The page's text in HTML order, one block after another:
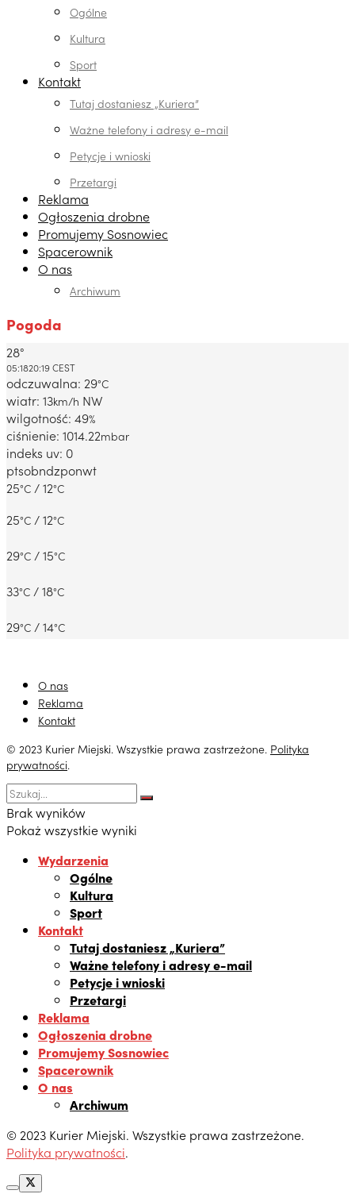
Ogólne
Kultura
Sport
Kontakt
Tutaj dostaniesz „Kuriera”
Ważne telefony i adresy e-mail
Petycje i wnioski
Przetargi
Reklama
Ogłoszenia drobne
Promujemy Sosnowiec
Spacerownik
O nas
Archiwum
Pogoda
Dabrowa Gornicza, PL
28°
05:1820:19 CEST
odczuwalna: 29°C
wiatr: 13km/h NW
wilgotność: 49%
ciśnienie: 1014.22mbar
indeks uv: 0
ptsobndzponwt
25°C / 12°C
25°C / 12°C
29°C / 15°C
33°C / 18°C
29°C / 14°C
O nas
Reklama
Kontakt
© 2023 Kurier Miejski. Wszystkie prawa zastrzeżone. Polityka
prywatności.
Brak wyników
Pokaż wszystkie wyniki
Wydarzenia
Ogólne
Kultura
Sport
Kontakt
Tutaj dostaniesz „Kuriera”
Ważne telefony i adresy e-mail
Petycje i wnioski
Przetargi
Reklama
Ogłoszenia drobne
Promujemy Sosnowiec
Spacerownik
O nas
Archiwum
© 2023 Kurier Miejski. Wszystkie prawa zastrzeżone.
Polityka prywatności.